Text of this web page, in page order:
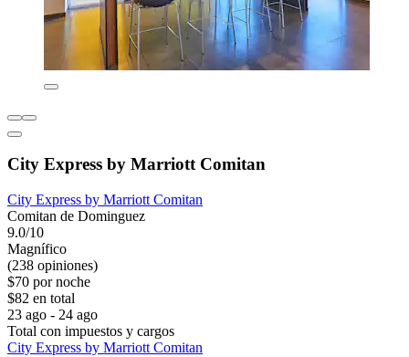
City Express by Marriott Comitan
City Express by Marriott Comitan
Comitan de Dominguez
9.0/10
Magnífico
(238 opiniones)
$70 por noche
$82 en total
23 ago - 24 ago
Total con impuestos y cargos
City Express by Marriott Comitan